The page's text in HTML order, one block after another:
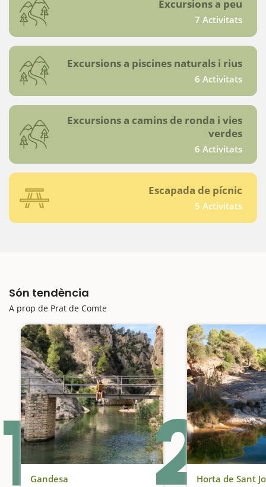
Excursions a peu
7 Activitats
Excursions a piscines naturals i rius
6 Activitats
Excursions a camins de ronda i vies
verdes
6 Activitats
Escapada de pícnic
5 Activitats
Són tendència
A prop de Prat de Comte
1 Gandesa
2Horta de Sant